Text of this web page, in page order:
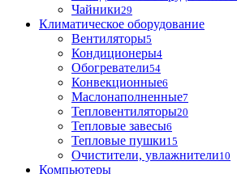
Чайники29
Климатическое оборудование
Вентиляторы5
Кондиционеры4
Обогреватели54
Конвекционные6
Маслонаполненные7
Тепловентиляторы20
Тепловые завесы6
Тепловые пушки15
Очистители, увлажнители10
Компьютеры